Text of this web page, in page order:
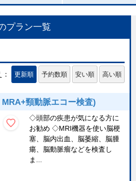
プラン一覧
更新順 予約数順 安い順 高い順
頸動脈エコー検査)
◇頭部の疾患が気になる方に
お勧め ◇MRI機器を使い脳梗
塞、脳内出血、脳萎縮、脳腫
瘍、脳動脈瘤などを検査し
ま...